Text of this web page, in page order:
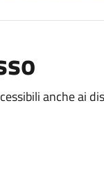
anche ai